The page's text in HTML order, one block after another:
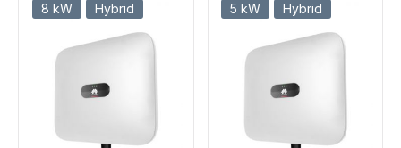
8 kW Hybrid 5 kW Hybrid